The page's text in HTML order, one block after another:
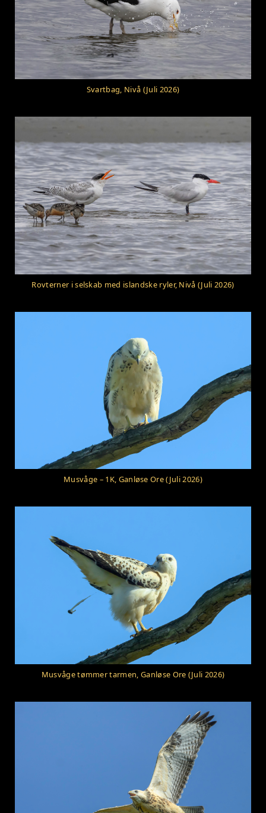
Svartbag, Nivå (Juli 2026)
Rovterner i selskab med islandske ryler, Nivå (Juli 2026)
Musvåge – 1K, Ganløse Ore (Juli 2026)
Musvåge tømmer tarmen, Ganløse Ore (Juli 2026)